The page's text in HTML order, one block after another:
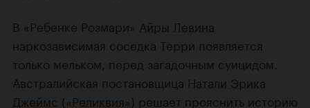
В «Ребенке Розмари» Айры Левина
наркозависимая соседка Терри появляется
только мельком, перед загадочным суицидом.
Австралийская постановщица Натали Эрика
Джеймс («Реликвия») решает прояснить историю